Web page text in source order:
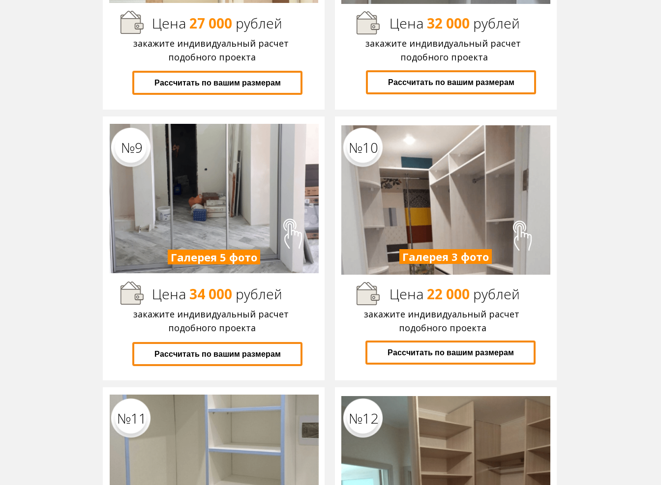
Цена 34 000 рублей
Галерея 3 фото
закажите индивидуальный расчет
подобного проекта
закажите индивидуальный расчет
подобного проекта
Рассчитать по вашим размерам Рассчитать по вашим размерам
Цена 27 000 рублей
Рассчитать по вашим размерам
Рассчитать по вашим размерам
закажите индивидуальный расчет
подобного проекта
закажите индивидуальный расчет
подобного проекта
Цена 32 000 рублей
Галерея 5 фото
№12
№11
Цена 22 000 рублей
№10
№9